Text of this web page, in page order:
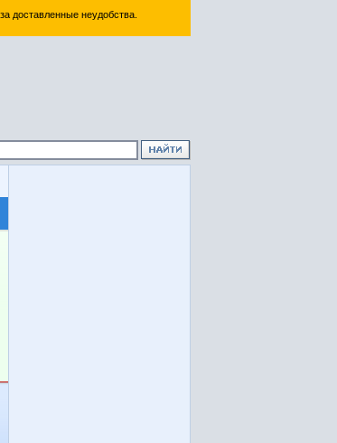
доставленные неудобства.